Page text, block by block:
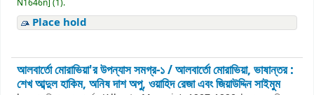
N1646n] (1).
Place hold
আলবার্তো মোরাভিয়া'র উপন্যাস সমগ্র-১ /আলবার্তো মোরাভিয়া, ভাষান্তর :
শেখ আব্দুল হাকিম, অনিষ দাশ অপু, ওয়াহিদ রেজা এবং জিয়াউদ্দিন সাইমুম